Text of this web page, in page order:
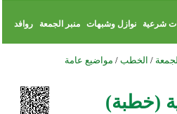
شرعية نوازل وشبهات منبر الجمعة
روافد
/ الخطب / مواضيع عامة
(خطبة)